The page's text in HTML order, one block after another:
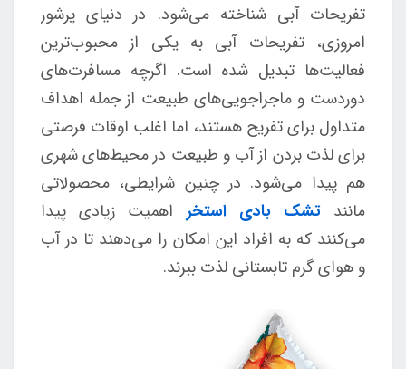
تفریحات آبی شناخته می‌شود. در دنیای پرشور
امروزی، تفریحات آبی به یکی از محبوب‌ترین
فعالیت‌ها تبدیل شده است. اگرچه مسافرت‌های
دوردست و ماجراجویی‌های طبیعت از جمله اهداف
متداول برای تفریح هستند، اما اغلب اوقات فرصتی
برای لذت بردن از آب و طبیعت در محیط‌های شهری
هم پیدا می‌شود. در چنین شرایطی، محصولاتی
مانندتشک‌ بادی استخر اهمیت زیادی پیدا
می‌کنند که به افراد این امکان را می‌دهند تا در آب
و هوای گرم تابستانی لذت ببرند.